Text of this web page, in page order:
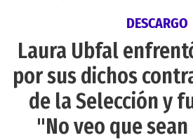
DESCARGO
Laura Ubfal
por sus dichos
de la Selección y
"No veo que